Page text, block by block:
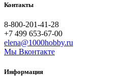
Контакты
8-800-201-41-28
+7 499 653-67-00
elena@1000hobby.ru
Мы Вконтакте
Информация